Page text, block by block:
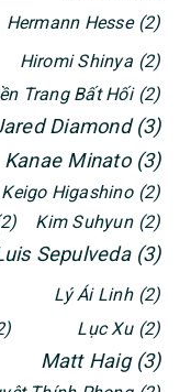
Hermann Hesse (2)
Hiromi Shinya (2)
Trang Bất Hối (2)
Diamond (3)
Kanae Minato (3)
Keigo Higashino (2)
Kim Suhyun (2)
Sepulveda (3)
Lý Ái Linh (2)
Lục Xu (2)
Matt Haig (3)